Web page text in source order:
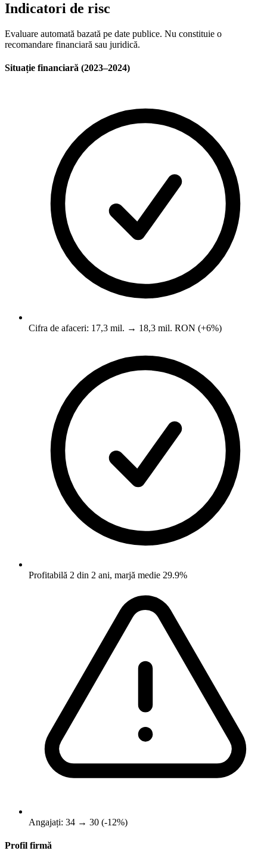
Indicatori de risc
Evaluare automată bazată pe date publice. Nu constituie o
recomandare financiară sau juridică.
Situație financiară (2023–2024)
Cifra de afaceri: 17,3 mil. → 18,3 mil. RON (+6%)
Profitabilă 2 din 2 ani, marjă medie 29.9%
Angajați: 34 → 30 (-12%)
Profil firmă